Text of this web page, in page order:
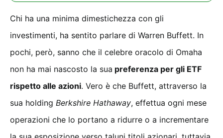
Chi ha una minima dimestichezza con gli
investimenti, ha sentito parlare di Warren Buffett. In
pochi, però, sanno che il celebre oracolo di Omaha
non ha mai nascosto la sua preferenza per gli ETF
rispetto alle azioni. Vero è che Buffett, attraverso la
sua holding Berkshire Hathaway, effettua ogni mese
operazioni che lo portano a ridurre o a incrementare